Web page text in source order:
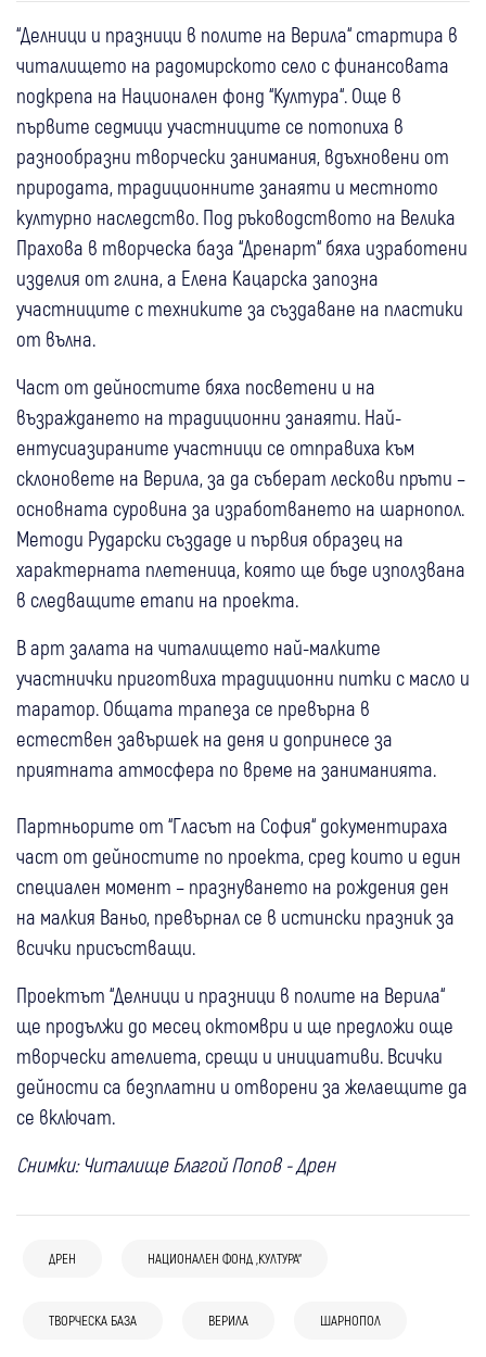
“Делници и празници в полите на Верила“ стартира в
читалището на радомирското село с финансовата
подкрепа на Национален фонд “Култура“. Още в
първите седмици участниците се потопиха в
разнообразни творчески занимания, вдъхновени от
природата, традиционните занаяти и местното
културно наследство. Под ръководството на Велика
Прахова в творческа база “Дренарт“ бяха изработени
изделия от глина, а Елена Кацарска запозна
участниците с техниките за създаване на пластики
от вълна.
Част от дейностите бяха посветени и на
възраждането на традиционни занаяти. Най-
ентусиазираните участници се отправиха към
склоновете на Верила, за да съберат лескови пръти –
основната суровина за изработването на шарнопол.
Методи Рударски създаде и първия образец на
характерната плетеница, която ще бъде използвана
в следващите етапи на проекта.
В арт залата на читалището най-малките
участнички приготвиха традиционни питки с масло и
таратор. Общата трапеза се превърна в
естествен завършек на деня и допринесе за
приятната атмосфера по време на заниманията.
Партньорите от “Гласът на София“ документираха
част от дейностите по проекта, сред които и един
специален момент – празнуването на рождения ден
на малкия Ваньо, превърнал се в истински празник за
всички присъстващи.
Проектът “Делници и празници в полите на Верила“
ще продължи до месец октомври и ще предложи още
творчески ателиета, срещи и инициативи. Всички
дейности са безплатни и отворени за желаещите да
се включат.
Снимки: Читалище Благой Попов - Дрен
ДРЕН НАЦИОНАЛЕН ФОНД „КУЛТУРА“
ТВОРЧЕСКА БАЗА ВЕРИЛА ШАРНОПОЛ
Радомир 06 юни
Космоса в село Дрен